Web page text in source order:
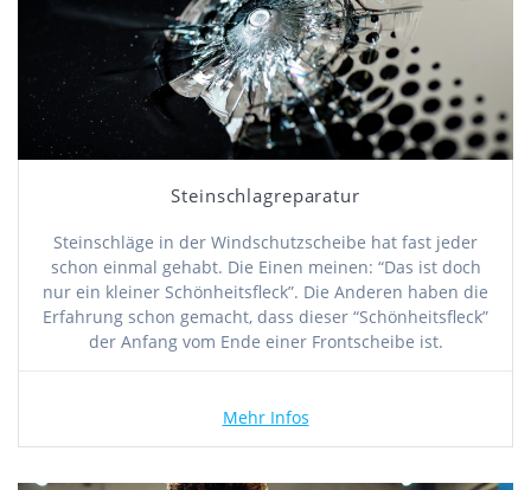
Steinschlagreparatur
Steinschläge in der Windschutzscheibe hat fast jeder
schon einmal gehabt. Die Einen meinen: “Das ist doch
nur ein kleiner Schönheitsfleck”. Die Anderen haben die
Erfahrung schon gemacht, dass dieser “Schönheitsfleck”
der Anfang vom Ende einer Frontscheibe ist.
Mehr Infos